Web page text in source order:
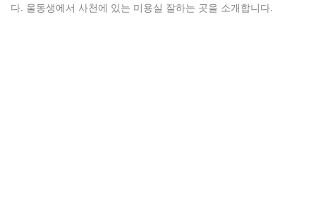
다. 울동생에서 사천에 있는 미용실 잘하는 곳을 소개합니다.